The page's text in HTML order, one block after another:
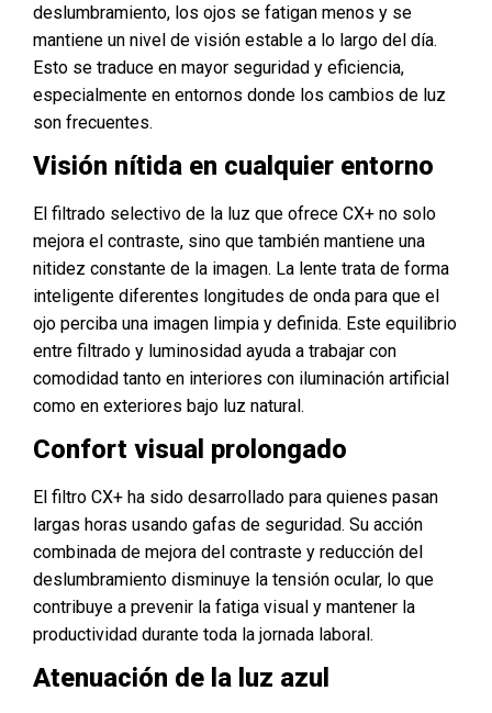
deslumbramiento, los ojos se fatigan menos y se
mantiene un nivel de visión estable a lo largo del día.
Esto se traduce en mayor seguridad y eficiencia,
especialmente en entornos donde los cambios de luz
son frecuentes.
Visión nítida en cualquier entorno
El filtrado selectivo de la luz que ofrece CX+ no solo
mejora el contraste, sino que también mantiene una
nitidez constante de la imagen. La lente trata de forma
inteligente diferentes longitudes de onda para que el
ojo perciba una imagen limpia y definida. Este equilibrio
entre filtrado y luminosidad ayuda a trabajar con
comodidad tanto en interiores con iluminación artificial
como en exteriores bajo luz natural.
Confort visual prolongado
El filtro CX+ ha sido desarrollado para quienes pasan
largas horas usando gafas de seguridad. Su acción
combinada de mejora del contraste y reducción del
deslumbramiento disminuye la tensión ocular, lo que
contribuye a prevenir la fatiga visual y mantener la
productividad durante toda la jornada laboral.
Atenuación de la luz azul